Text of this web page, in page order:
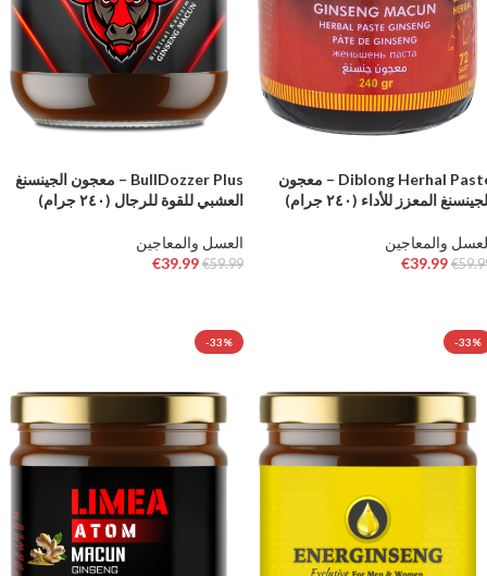
Diblong Herhal Paste – معجون
المعزز للأداء (٢٤٠ جرام)
والمعاجين
€
€39.99
BullDozzer Plus – معجون الجينسنغ
العشبي للقوة للرجال (٢٤٠ جرام)
العسل والمعاجين
€59.99
€39.99
-33%
-33%